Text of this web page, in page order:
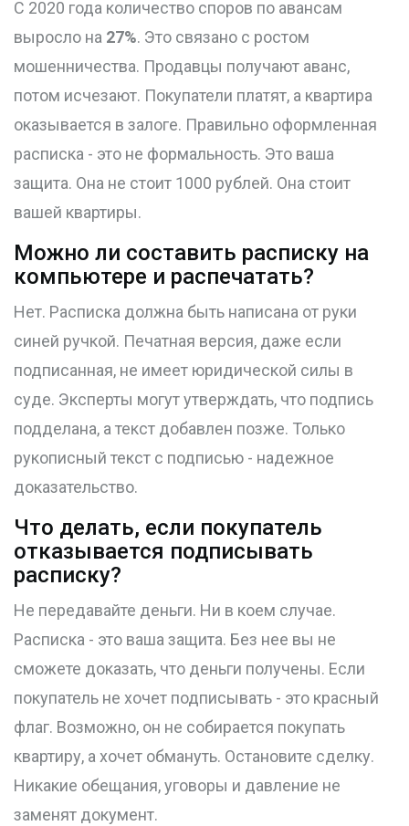
С 2020 года количество споров по авансам
выросло на 27%. Это связано с ростом
мошенничества. Продавцы получают аванс,
потом исчезают. Покупатели платят, а квартира
оказывается в залоге. Правильно оформленная
расписка - это не формальность. Это ваша
защита. Она не стоит 1000 рублей. Она стоит
вашей квартиры.
Можно ли составить расписку на
компьютере и распечатать?
Нет. Расписка должна быть написана от руки
синей ручкой. Печатная версия, даже если
подписанная, не имеет юридической силы в
суде. Эксперты могут утверждать, что подпись
подделана, а текст добавлен позже. Только
рукописный текст с подписью - надежное
доказательство.
Что делать, если покупатель
отказывается подписывать
расписку?
Не передавайте деньги. Ни в коем случае.
Расписка - это ваша защита. Без нее вы не
сможете доказать, что деньги получены. Если
покупатель не хочет подписывать - это красный
флаг. Возможно, он не собирается покупать
квартиру, а хочет обмануть. Остановите сделку.
Никакие обещания, уговоры и давление не
заменят документ.